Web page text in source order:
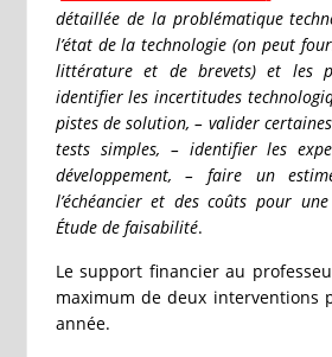
détaillée de la problématique
l’état de la technologie (on peut
littérature et de brevets) et les
identifier les incertitudes
pistes de solution, – valider
tests simples, – identifier les
développement, – faire un
l’échéancier et des coûts pour
Étude de faisabilité.
Le support financier au
maximum de deux interventions
année.